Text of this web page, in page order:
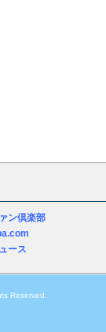
ン倶楽部
ース
Reserved.